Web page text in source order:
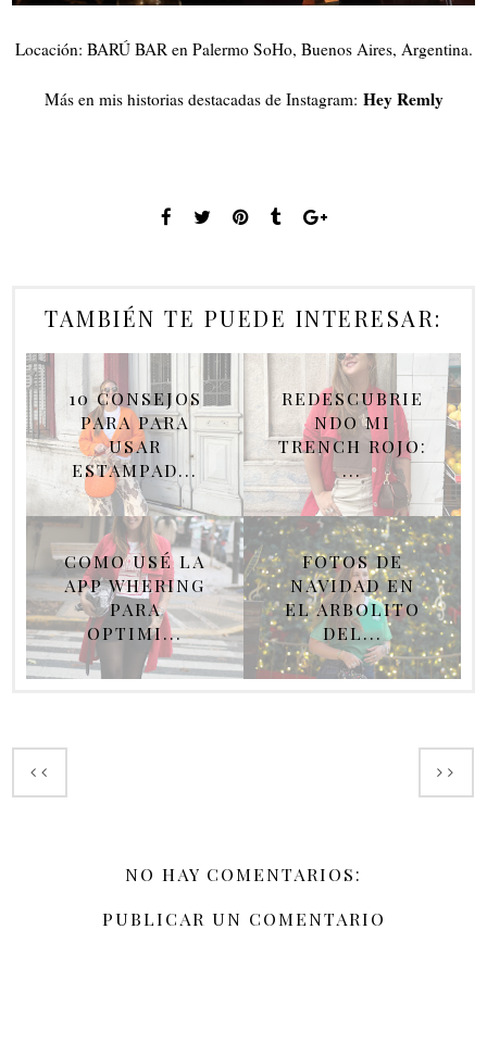
Locación: BARÚ BAR en Palermo SoHo, Buenos Aires, Argentina.
Más en mis historias destacadas de Instagram: Hey Remly
TAMBIÉN TE PUEDE INTERESAR:
10 CONSEJOS
PARA PARA
USAR
ESTAMPAD...
REDESCUBRIE
NDO MI
TRENCH ROJO:
...
COMO USÉ LA
APP WHERING
PARA
OPTIMI...
FOTOS DE
NAVIDAD EN
EL ARBOLITO
DEL...
NO HAY COMENTARIOS:
PUBLICAR UN COMENTARIO